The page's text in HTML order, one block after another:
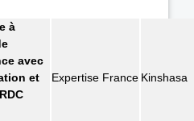
à
avec
et
Expertise France Kinshasa